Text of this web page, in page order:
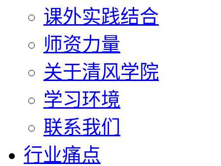
课外实践结合
师资力量
关于清风学院
学习环境
联系我们
行业痛点